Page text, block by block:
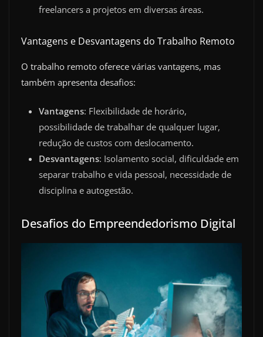
freelancers a projetos em diversas áreas.
Vantagens e Desvantagens do Trabalho Remoto
O trabalho remoto oferece várias vantagens, mas
também apresenta desafios:
Vantagens: Flexibilidade de horário,
possibilidade de trabalhar de qualquer lugar,
redução de custos com deslocamento.
Desvantagens: Isolamento social, dificuldade em
separar trabalho e vida pessoal, necessidade de
disciplina e autogestão.
Desafios do Empreendedorismo Digital